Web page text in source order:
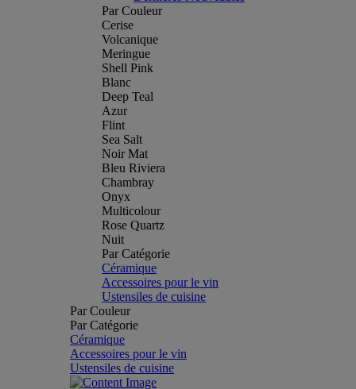
Par Couleur
Cerise
Volcanique
Meringue
Shell Pink
Blanc
Deep Teal
Azur
Flint
Sea Salt
Noir Mat
Bleu Riviera
Chambray
Onyx
Multicolour
Rose Quartz
Nuit
Par Catégorie
Céramique
Accessoires pour le vin
Ustensiles de cuisine
Par Couleur
Par Catégorie
Céramique
Accessoires pour le vin
Ustensiles de cuisine